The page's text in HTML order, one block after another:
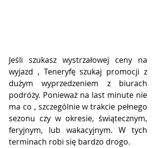
Jeśli szukasz wystrzałowej ceny na
wyjazd , Teneryfę szukaj promocji z
dużym wyprzedzeniem z biurach
podróży. Ponieważ na last minute nie
ma co , szczególnie w trakcie pełnego
sezonu czy w okresie, świątecznym,
feryjnym, lub wakacyjnym. W tych
terminach robi się bardzo drogo.